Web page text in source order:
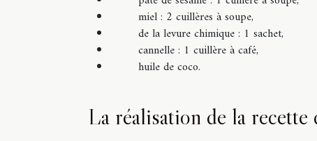
miel : 2 cuillères à soupe,
de la levure chimique : 1 sachet,
cannelle : 1 cuillère à café,
huile de coco.
La réalisation de la recette